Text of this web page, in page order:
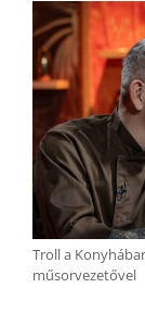
Troll a
műsorvezetővel